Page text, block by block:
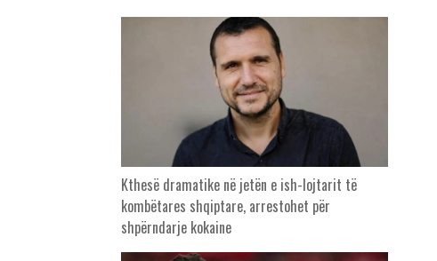
Kthesë dramatike në jetën e ish-lojtarit të
kombëtares shqiptare, arrestohet për
shpërndarje kokaine